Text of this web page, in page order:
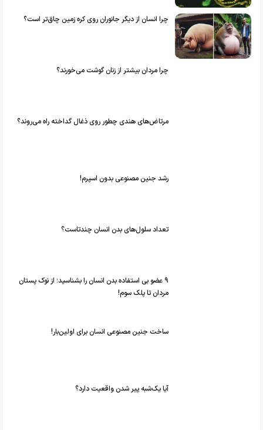
چرا انسان از دیگر جانوران روی کره زمین چاق‌تر است؟
چرا مردان بیشتر از زنان گوشت می‌خورند؟
مرتاض‌های هندی چطور روی ذغال گداخته راه می‌روند؟
رشد جنین مصنوعی بدون اسپرم!
تعداد سلول‌های بدن انسان چندتاست؟
۹ عضو بی استفاده بدن انسان را بشناسید؛ از نوک پستان
مردان تا پلک سوم!
ساخت جنین مصنوعی انسان برای اولین‌بار!
آیا یک‌شبه پیر شدن واقعیت دارد؟